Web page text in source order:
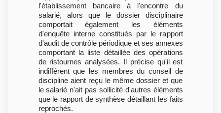
l'établissement bancaire à l'encontre du
salarié, alors que le dossier disciplinaire
comportait également les éléments
d'enquête interne constitués par le rapport
d'audit de contrôle périodique et ses annexes
comportant la liste détaillée des opérations
de ristournes analysées. Il précise qu'il est
indifférent que les membres du conseil de
discipline aient reçu le même dossier et que
le salarié n'ait pas sollicité d'autres éléments
que le rapport de synthèse détaillant les faits
reprochés.